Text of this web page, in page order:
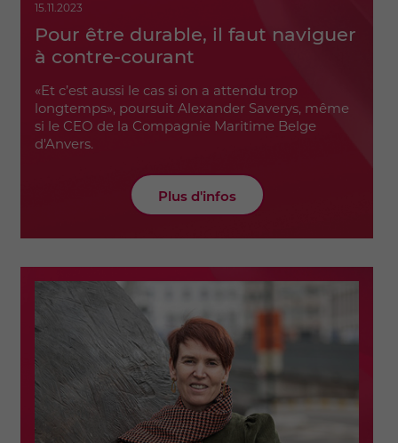
15.11.2023
Pour être durable, il faut naviguer
à contre-courant
«Et c’est aussi le cas si on a attendu trop
longtemps», poursuit Alexander Saverys, même
si le CEO de la Compagnie Maritime Belge
d'Anvers.
Plus d'infos